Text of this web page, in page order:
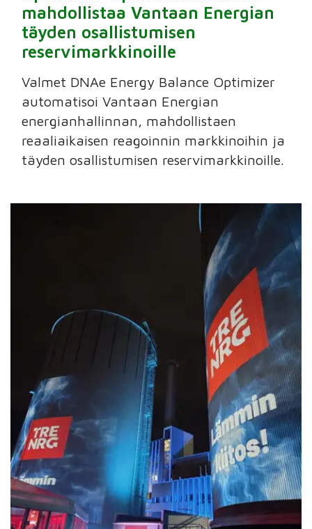
mahdollistaa Vantaan Energian
täyden osallistumisen
reservimarkkinoille
Valmet DNAe Energy Balance Optimizer
automatisoi Vantaan Energian
energianhallinnan, mahdollistaen
reaaliaikaisen reagoinnin markkinoihin ja
täyden osallistumisen reservimarkkinoille.